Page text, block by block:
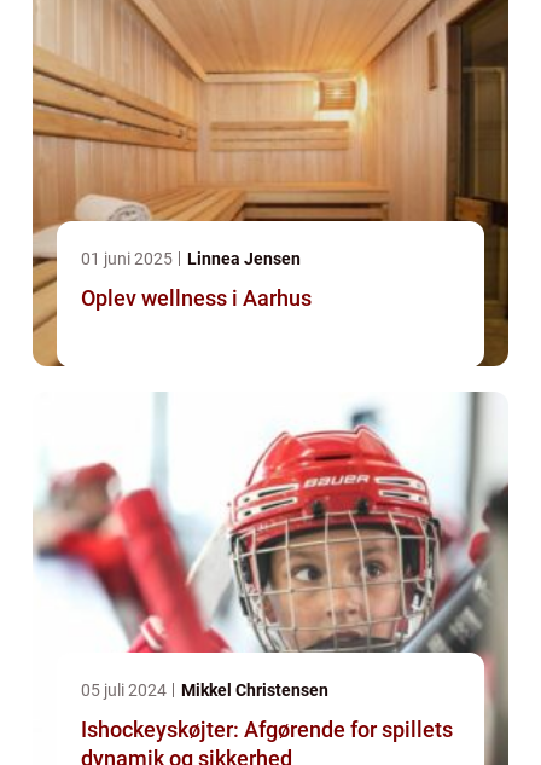
01 juni 2025 Linnea Jensen
Oplev wellness i Aarhus
05 juli 2024 Mikkel Christensen
Ishockeyskøjter: Afgørende for spillets
dynamik og sikkerhed